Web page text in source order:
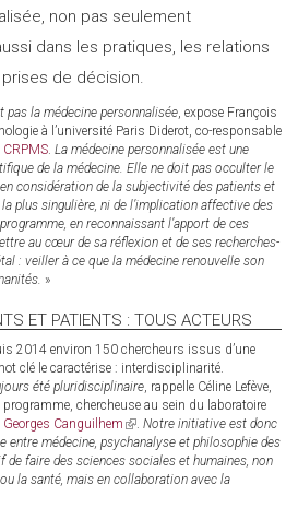
non pas seulement
dans les pratiques, les relations
de décision.
pas la médecine personnalisée, expose François
à l’université Paris Diderot, co-responsable
CRPMS. La médecine personnalisée est une
de la médecine. Elle ne doit pas occulter le
considération de la subjectivité des patients et
plus singulière, ni de l’implication affective des
en reconnaissant l’apport de ces
au cœur de sa réflexion et de ses recherches-
: veiller à ce que la médecine renouvelle son
»
ET PATIENTS : TOUS ACTEURS
2014 environ 150 chercheurs issus d’une
clé le caractérise : interdisciplinarité.
été pluridisciplinaire, rappelle Céline Lefève,
chercheuse au sein du laboratoire
Georges Canguilhem (link
is
external)
. Notre initiative est donc
entre médecine, psychanalyse et philosophie des
de faire des sciences sociales et humaines, non
la santé, mais en collaboration avec la